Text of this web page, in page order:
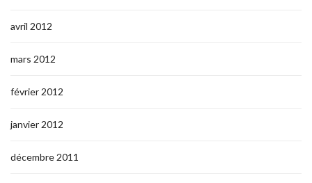
avril 2012
mars 2012
février 2012
janvier 2012
décembre 2011